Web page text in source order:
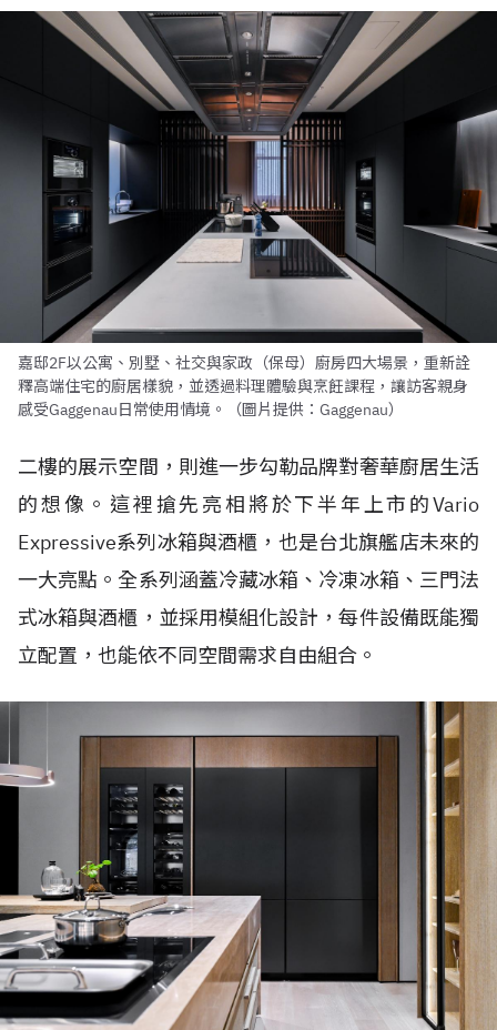
嘉邸2F以公寓、別墅、社交與家政（保母）廚房四大場景，重新詮
釋高端住宅的廚居樣貌，並透過料理體驗與烹飪課程，讓訪客親身
感受Gaggenau日常使用情境。（圖片提供：Gaggenau）
二樓的展示空間，則進一步勾勒品牌對奢華廚居生活
的想像。這裡搶先亮相將於下半年上市的Vario
Expressive系列冰箱與酒櫃，也是台北旗艦店未來的
一大亮點。全系列涵蓋冷藏冰箱、冷凍冰箱、三門法
式冰箱與酒櫃，並採用模組化設計，每件設備既能獨
立配置，也能依不同空間需求自由組合。